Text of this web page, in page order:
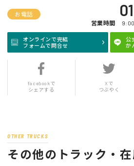
お電話
営業時間 9:00
オンラインで完結
フォームで問合せ
公
か
facebookで
シェアする
Xで
つぶやく
OTHER TRUCKS
その他のトラック・